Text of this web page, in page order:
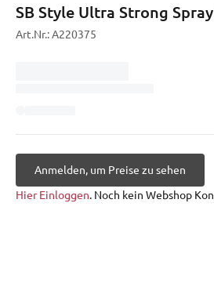
SB Style Ultra Strong
Art.Nr.:A220375
Anmelden, um Preise zu sehen
Hier Einloggen. Noch kein Webshop